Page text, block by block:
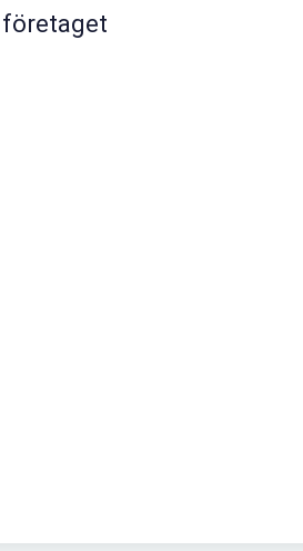
företaget